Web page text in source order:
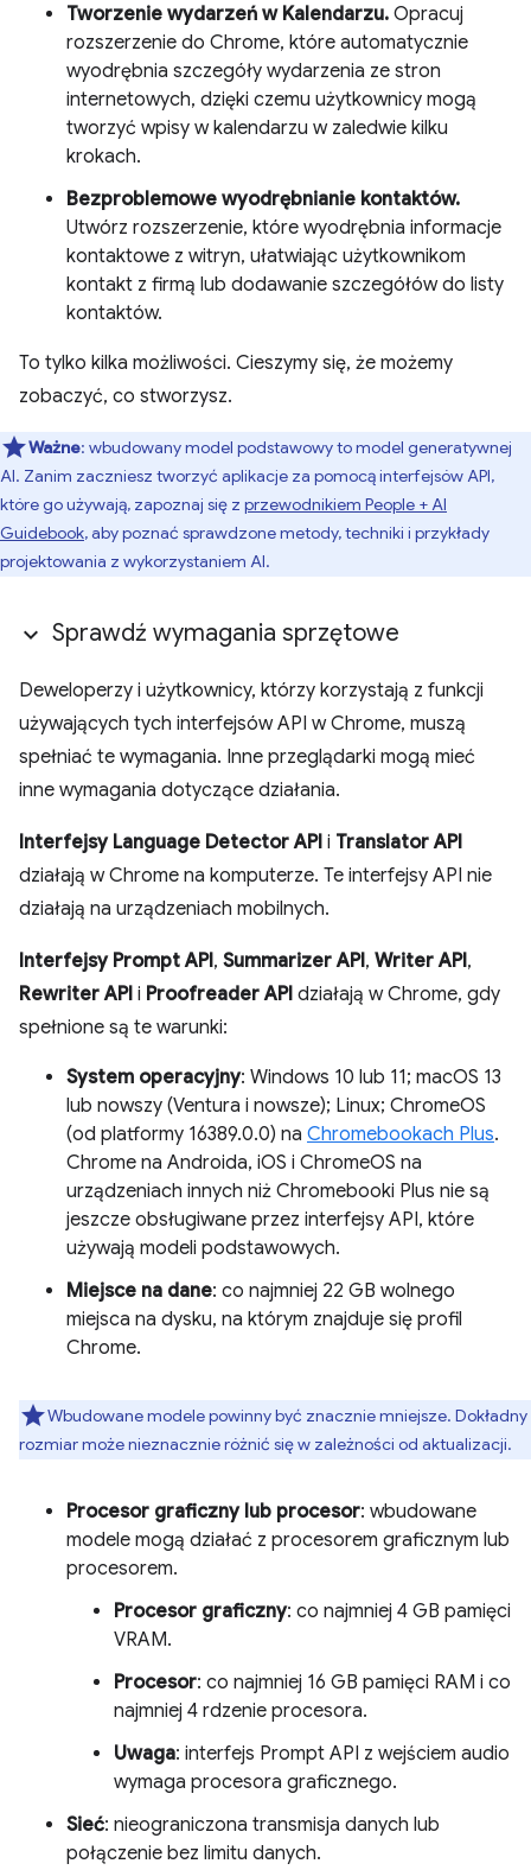
Tworzenie wydarzeń w Kalendarzu. Opracuj
rozszerzenie do Chrome, które automatycznie
wyodrębnia szczegóły wydarzenia ze stron
internetowych, dzięki czemu użytkownicy mogą
tworzyć wpisy w kalendarzu w zaledwie kilku
krokach.
Bezproblemowe wyodrębnianie kontaktów.
Utwórz rozszerzenie, które wyodrębnia informacje
kontaktowe z witryn, ułatwiając użytkownikom
kontakt z firmą lub dodawanie szczegółów do listy
kontaktów.
To tylko kilka możliwości. Cieszymy się, że możemy
zobaczyć, co stworzysz.
Ważne: wbudowany model podstawowy to model generatywnej
AI. Zanim zaczniesz tworzyć aplikacje za pomocą interfejsów API,
które go używają, zapoznaj się z przewodnikiem People + AI
Guidebook, aby poznać sprawdzone metody, techniki i przykłady
projektowania z wykorzystaniem AI.
Sprawdź wymagania sprzętowe
Deweloperzy i użytkownicy, którzy korzystają z funkcji
używających tych interfejsów API w Chrome, muszą
spełniać te wymagania. Inne przeglądarki mogą mieć
inne wymagania dotyczące działania.
Interfejsy Language Detector API i Translator API
działają w Chrome na komputerze. Te interfejsy API nie
działają na urządzeniach mobilnych.
Interfejsy Prompt API, Summarizer API, Writer API,
Rewriter API i Proofreader API działają w Chrome, gdy
spełnione są te warunki:
System operacyjny: Windows 10 lub 11; macOS 13
lub nowszy (Ventura i nowsze); Linux; ChromeOS
(od platformy 16389.0.0) na Chromebookach Plus.
Chrome na Androida, iOS i ChromeOS na
urządzeniach innych niż Chromebooki Plus nie są
jeszcze obsługiwane przez interfejsy API, które
używają modeli podstawowych.
Miejsce na dane: co najmniej 22 GB wolnego
miejsca na dysku, na którym znajduje się profil
Chrome.
Wbudowane modele powinny być znacznie mniejsze. Dokładny
rozmiar może nieznacznie różnić się w zależności od aktualizacji.
Procesor graficzny lub procesor: wbudowane
modele mogą działać z procesorem graficznym lub
procesorem.
Procesor graficzny: co najmniej 4 GB pamięci
VRAM.
Procesor: co najmniej 16 GB pamięci RAM i co
najmniej 4 rdzenie procesora.
Uwaga: interfejs Prompt API z wejściem audio
wymaga procesora graficznego.
Sieć: nieograniczona transmisja danych lub
połączenie bez limitu danych.